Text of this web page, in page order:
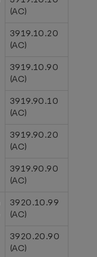
(AC)
3919.10.20
(AC)
3919.10.90
(AC)
3919.90.10
(AC)
3919.90.20
(AC)
3919.90.90
(AC)
3920.10.99
(AC)
3920.20.90
(AC)